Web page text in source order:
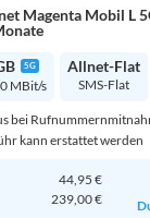
Magenta Mobil L
5G
MBit/s
Allnet-Flat
SMS-Flat
bei
kann erstattet werden
44,95 €
239,00 €